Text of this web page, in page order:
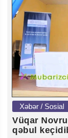
Xəbər / Sosial
Vüqar
qəbul